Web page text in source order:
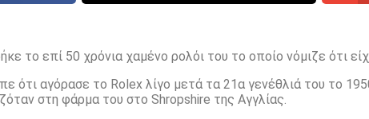
το επί 50 χρόνια χαμένο ρολόι του το οποίο νόμιζε ότι
ότι αγόρασε το Rolex λίγο μετά τα 21α γενέθλιά του το
στη φάρμα του στο Shropshire της Αγγλίας.